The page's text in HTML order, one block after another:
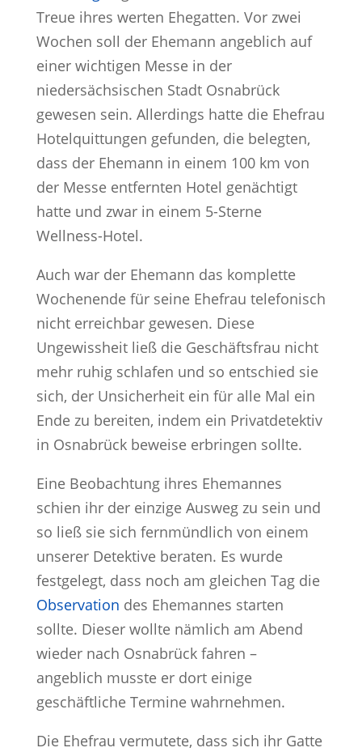
Treue ihres werten Ehegatten. Vor zwei
Wochen soll der Ehemann angeblich auf
einer wichtigen Messe in der
niedersächsischen Stadt Osnabrück
gewesen sein. Allerdings hatte die Ehefrau
Hotelquittungen gefunden, die belegten,
dass der Ehemann in einem 100 km von
der Messe entfernten Hotel genächtigt
hatte und zwar in einem 5-Sterne
Wellness-Hotel.
Auch war der Ehemann das komplette
Wochenende für seine Ehefrau telefonisch
nicht erreichbar gewesen. Diese
Ungewissheit ließ die Geschäftsfrau nicht
mehr ruhig schlafen und so entschied sie
sich, der Unsicherheit ein für alle Mal ein
Ende zu bereiten, indem ein Privatdetektiv
in Osnabrück beweise erbringen sollte.
Eine Beobachtung ihres Ehemannes
schien ihr der einzige Ausweg zu sein und
so ließ sie sich fernmündlich von einem
unserer Detektive beraten. Es wurde
festgelegt, dass noch am gleichen Tag die
Observation des Ehemannes starten
sollte. Dieser wollte nämlich am Abend
wieder nach Osnabrück fahren –
angeblich musste er dort einige
geschäftliche Termine wahrnehmen.
Die Ehefrau vermutete, dass sich ihr Gatte